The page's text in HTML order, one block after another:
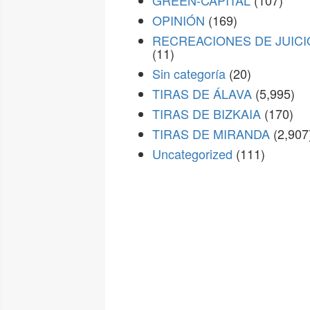
OPINIÓN (169)
RECREACIONES DE
(11)
Sin categoría (20)
TIRAS DE ÁLAVA (5,995)
TIRAS DE BIZKAIA (170)
TIRAS DE MIRANDA
Uncategorized (111)